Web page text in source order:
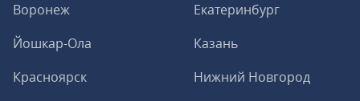
Воронеж
Екатеринбург
Йошкар-Ола
Казань
Красноярск
Нижний Новгород